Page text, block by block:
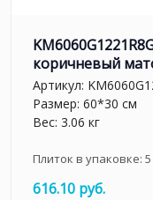
коричневый
Артикул:
Размер: 60*30 см
Вес: 3.06 кг
Плиток в упаковке: 5
616.10 руб.